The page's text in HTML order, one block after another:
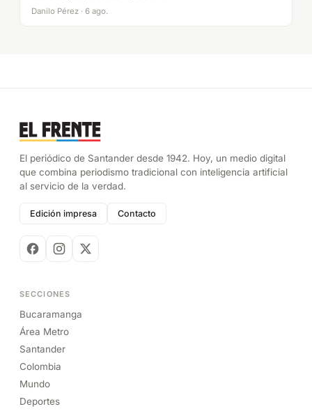
Danilo Pérez · 6 ago.
El periódico de Santander desde 1942. Hoy, un medio digital
que combina periodismo tradicional con inteligencia artificial
al servicio de la verdad.
Edición impresa Contacto
SECCIONES
Bucaramanga
Área Metro
Santander
Colombia
Mundo
Deportes